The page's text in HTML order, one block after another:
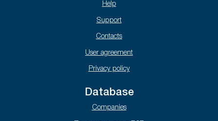
Help
Support
Contacts
User agreement
Privacy policy
Database
Companies